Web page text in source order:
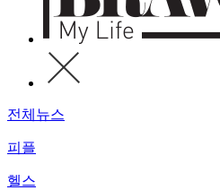
전체뉴스
피플
헬스